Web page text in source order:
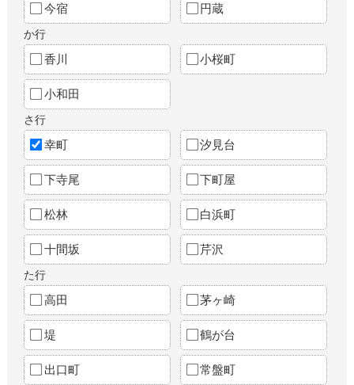
今宿 円蔵
か行
香川 小桜町
小和田
さ行
幸町 汐見台
下寺尾 下町屋
松林 白浜町
十間坂 芹沢
た行
高田 茅ヶ崎
堤 鶴が台
出口町 常盤町